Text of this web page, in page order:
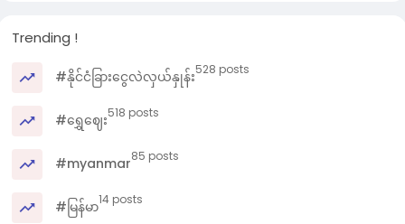
Trending !
#နိုင်ငံခြားငွေလဲလှယ်နှုန်း528 posts
#ရွှေဈေး518 posts
#myanmar85 posts
#မြန်မာ14 posts